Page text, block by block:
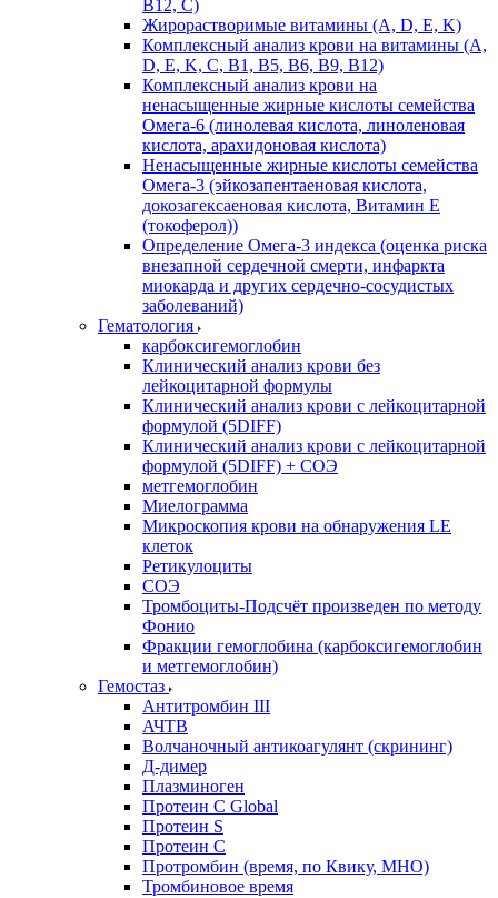
В12, С)
Жирорастворимые витамины (A, D, E, K)
Комплексный анализ крови на витамины (A,
D, E, K, C, B1, B5, B6, В9, B12)
Комплексный анализ крови на
ненасыщенные жирные кислоты семейства
Омега-6 (линолевая кислота, линоленовая
кислота, арахидоновая кислота)
Ненасыщенные жирные кислоты семейства
Омега-3 (эйкозапентаеновая кислота,
докозагексаеновая кислота, Витамин E
(токоферол))
Определение Омега-3 индекса (оценка риска
внезапной сердечной смерти, инфаркта
миокарда и других сердечно-сосудистых
заболеваний)
Гематология
карбоксигемоглобин
Клинический анализ крови без
лейкоцитарной формулы
Клинический анализ крови с лейкоцитарной
формулой (5DIFF)
Клинический анализ крови с лейкоцитарной
формулой (5DIFF) + СОЭ
метгемоглобин
Миелограмма
Микроскопия крови на обнаружения LE
клеток
Ретикулоциты
СОЭ
Тромбоциты-Подсчёт произведен по методу
Фонио
Фракции гемоглобина (карбоксигемоглобин
и метгемоглобин)
Гемостаз
Антитромбин III
АЧТВ
Волчаночный антикоагулянт (скрининг)
Д-димер
Плазминоген
Протеин C Global
Протеин S
Протеин С
Протромбин (время, по Квику, МНО)
Тромбиновое время